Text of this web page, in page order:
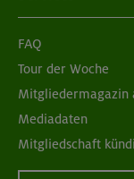
FAQ
Tour der Woche
Mitgliedermagazin
Mediadaten
Mitgliedschaft